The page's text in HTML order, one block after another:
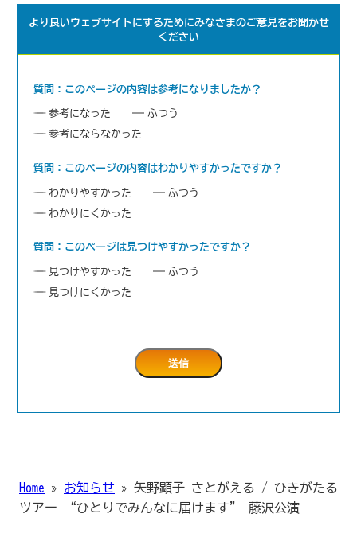
より良いウェブサイトにするためにみなさまのご意見をお聞かせ
ください
質問：このページの内容は参考になりましたか？
参考になった
ふつう
参考にならなかった
質問：このページの内容はわかりやすかったですか？
わかりやすかった
ふつう
わかりにくかった
質問：このページは見つけやすかったですか？
見つけやすかった
ふつう
見つけにくかった
Home » お知らせ » 矢野顕子 さとがえる / ひきがたる
ツアー “ひとりでみんなに届けます” 藤沢公演